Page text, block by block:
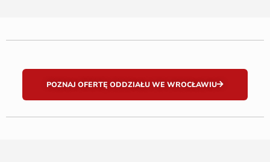
POZNAJ OFERTĘ ODDZIAŁU WE WROCŁAWIU